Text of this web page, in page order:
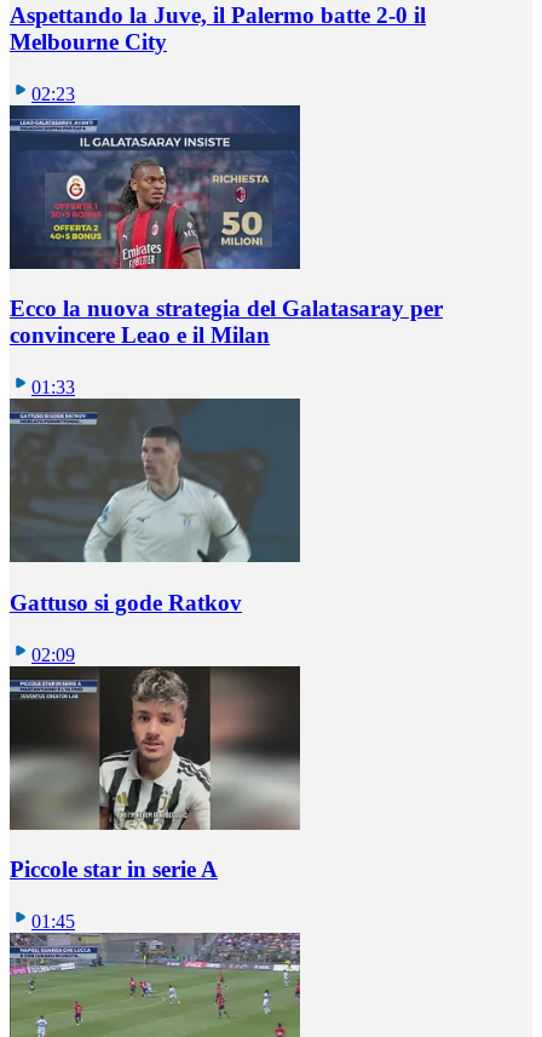
Aspettando la Juve, il Palermo batte 2-0 il
Melbourne City
02:23
Ecco la nuova strategia del Galatasaray per
convincere Leao e il Milan
01:33
Gattuso si gode Ratkov
02:09
Piccole star in serie A
01:45